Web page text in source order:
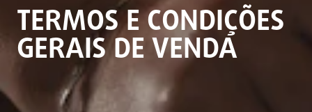
TERMOS E CONDIÇÕES
GERAIS DE VENDA